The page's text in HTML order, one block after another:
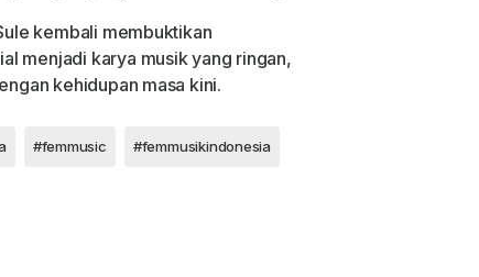
kembali membuktikan
menjadi karya musik yang ringan,
kehidupan masa kini.
#femmusic #femmusikindonesia